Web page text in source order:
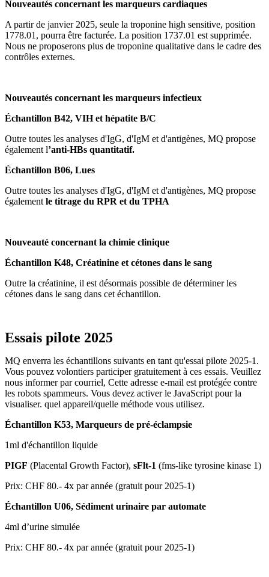
Nouveautés concernant les marqueurs cardiaques
A partir de janvier 2025, seule la troponine high sensitive, position
1778.01, pourra être facturée. La position 1737.01 est supprimée.
Nous ne proposerons plus de troponine qualitative dans le cadre des
contrôles externes.
Nouveautés concernant les marqueurs infectieux
Échantillon B42, VIH et hépatite B/C
Outre toutes les analyses d'IgG, d'IgM et d'antigènes, MQ propose
également l’anti-HBs quantitatif.
Échantillon B06, Lues
Outre toutes les analyses d'IgG, d'IgM et d'antigènes, MQ propose
égalementle titrage du RPR et du TPHA
Nouveauté concernant la chimie clinique
Échantillon K48, Créatinine et cétones dans le sang
Outre la créatinine, il est désormais possible de déterminer les
cétones dans le sang dans cet échantillon.
Essais pilote 2025
MQ enverra les échantillons suivants en tant qu'essai pilote 2025-1.
Vous pouvez volontiers participer gratuitement à ces essais. Veuillez
nous informer par courriel, Cette adresse e-mail est protégée contre
les robots spammeurs. Vous devez activer le JavaScript pour la
visualiser. quel appareil/quelle méthode vous utilisez.
Échantillon K53, Marqueurs de pré-éclampsie
1ml d'échantillon liquide
PIGF (Placental Growth Factor), sFlt-1 (fms-like tyrosine kinase 1)
Prix: CHF 80.- 4x par année (gratuit pour 2025-1)
Échantillon U06, Sédiment urinaire par automate
4ml d’urine simulée
Prix: CHF 80.- 4x par année (gratuit pour 2025-1)